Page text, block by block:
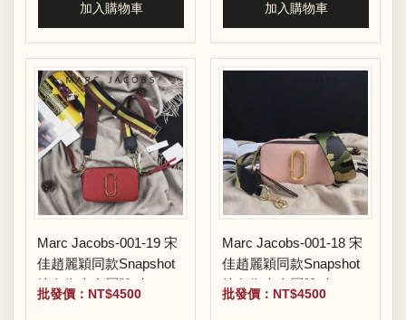
加入購物車 加入購物車
Marc Jacobs-001-19 宋
佳趙麗穎同款Snapshot
撞色復古金屬雙J扣D扣
全新電鍍Logo相機包
批發價：NT$4500
Marc Jacobs-001-18 宋
佳趙麗穎同款Snapshot
撞色復古金屬雙J扣D扣
全新電鍍Logo相機包
批發價：NT$4500